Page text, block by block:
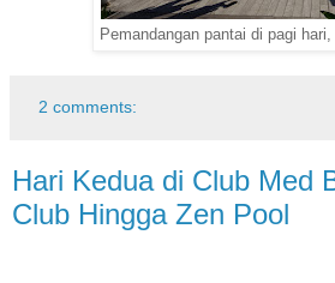
Pemandangan pantai di pagi
2 comments:
Hari Kedua di Club Med
Club Hingga Zen Pool